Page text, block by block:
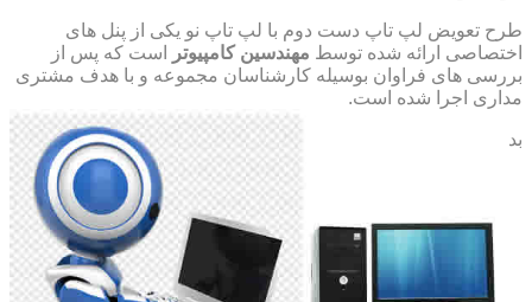
طرح تعویض لپ تاپ دست دوم با لپ تاپ نو یکی از پنل های
اختصاصی ارائه شده توسط مهندسین کامپیوتر
است که پس از
بررسی های فراوان بوسیله کارشناسان مجموعه و با هدف مشتری
مداری اجرا شده است.
بد